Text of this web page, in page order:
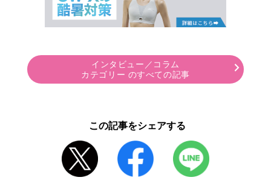
インタビュー／コラム
カテゴリー のすべての記事
この記事をシェアする